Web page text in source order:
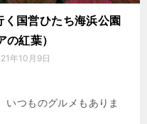
国営ひたち海浜公園
紅葉）
年10月9日
いつものグルメもありま